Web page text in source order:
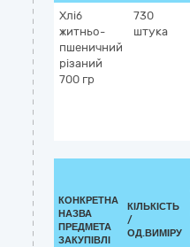
Хліб
житньо-
пшеничний
різаний
700 гр
730
штука
КОНКРЕТНА
НАЗВА
ПРЕДМЕТА
ЗАКУПІВЛІ
КІЛЬКІСТЬ
/
ОД.ВИМІРУ